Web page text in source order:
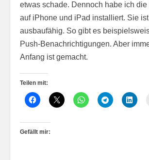
etwas schade. Dennoch habe ich die
auf iPhone und iPad installiert. Sie
ausbaufähig. So gibt es
Push-Benachrichtigungen. Aber
Anfang ist gemacht.
Teilen mit:
Gefällt mir: